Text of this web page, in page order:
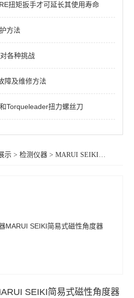
扭矩扳手才可延长其使用寿命
方法
各种挑战
障及维修方法
Torqueleader扭力螺丝刀
示 >检测仪器 >MARUI SEIKI丸井计器
SEIKI简易式磁性角度器